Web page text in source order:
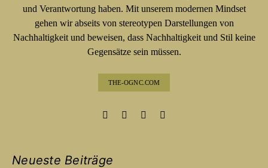
und Verantwortung haben. Mit unserem modernen Mindset
gehen wir abseits von stereotypen Darstellungen von
Nachhaltigkeit und beweisen, dass Nachhaltigkeit und Stil keine
Gegensätze sein müssen.
THE-OGNC.COM
Neueste Beiträge